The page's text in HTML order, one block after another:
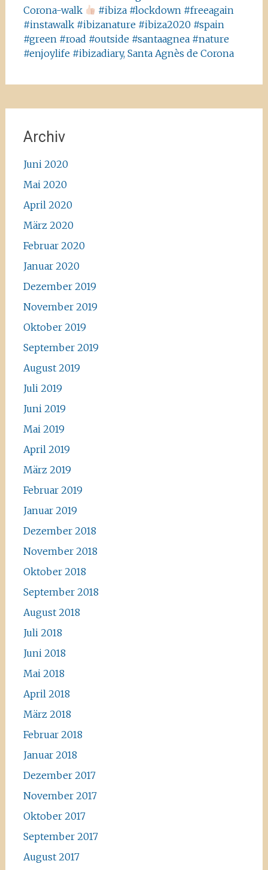
Corona-walk
#ibiza #lockdown #freeagain
#instawalk #ibizanature #ibiza2020 #spain
#green #road #outside #santaagnea #nature
#enjoylife #ibizadiary, Santa Agnès de Corona
Archiv
Juni 2020
Mai 2020
April 2020
März 2020
Februar 2020
Januar 2020
Dezember 2019
November 2019
Oktober 2019
September 2019
August 2019
Juli 2019
Juni 2019
Mai 2019
April 2019
März 2019
Februar 2019
Januar 2019
Dezember 2018
November 2018
Oktober 2018
September 2018
August 2018
Juli 2018
Juni 2018
Mai 2018
April 2018
März 2018
Februar 2018
Januar 2018
Dezember 2017
November 2017
Oktober 2017
September 2017
August 2017